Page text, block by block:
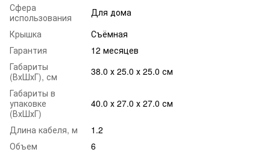
Сфера
использования
Для дома
Крышка
Съёмная
Гарантия
12 месяцев
Габариты
(ВхШхГ), см
38.0 х 25.0 х 25.0 см
Габариты в
упаковке
(ВхШхГ)
40.0 х 27.0 х 27.0 см
Длина кабеля, м
1.2
Объем
6